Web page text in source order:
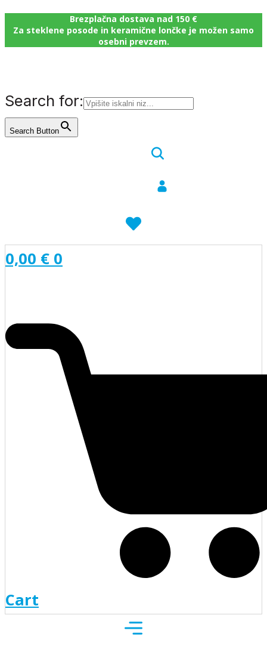
Brezplačna dostava nad 150 €
Za steklene posode in keramične lončke je možen samo
osebni prevzem.
Search for:
Search Button
0,00 € 0
Cart